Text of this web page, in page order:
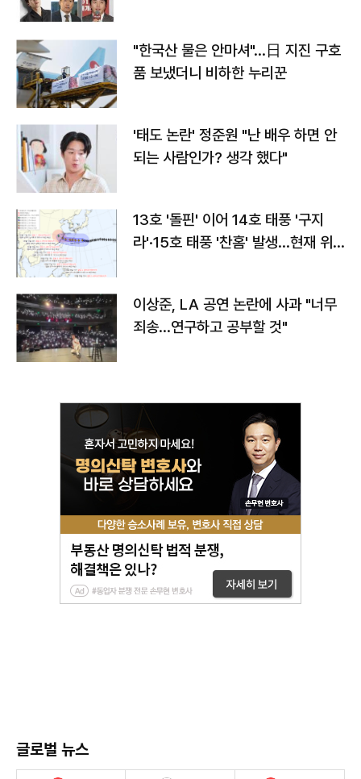
"한국산 물은 안마셔"…日 지진 구호
품 보냈더니 비하한 누리꾼
'태도 논란' 정준원 "난 배우 하면 안
되는 사람인가? 생각 했다"
13호 '돌핀' 이어 14호 태풍 '구지
라'·15호 태풍 '찬홈' 발생…현재 위
이상준, LA 공연 논란에 사과 "너무
죄송…연구하고 공부할 것"
글로벌 뉴스